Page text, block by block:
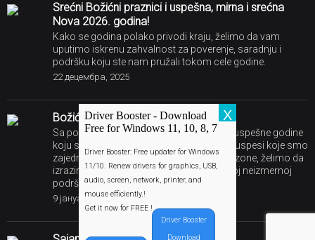
X
Driver Booster - Download
Free for Windows 11, 10, 8, 7
Driver Booster: Free updater for Windows
11/10. Renew drivers for graphics, USB,
audio, screen, network, printer, and
mouse efficiently.!
Get it now for FREE !
Driver Booster
Download
Srećni Božićni praznici i uspešna, mirna i srećna
Nova 2026. godina!
Kako se godina polako privodi kraju, želimo da vam
uputimo iskrenu zahvalnost za poverenje, saradnju i
podršku koju ste nam pružali tokom cele godine.
22 децембра, 2025
Božićna i novogodišnja čestitka
Sa ponosom se opraštamo od još jedne uspešne godine
koju su obeležili zalaganje, posvećenost i uspesi koje smo
zajedno postigli. Tokom ove praznične sezone, želimo da
izrazimo našu iskrenu zahvalnost na vašoj neizmernoj
podršci i saradnji.
9 јануара, 2025